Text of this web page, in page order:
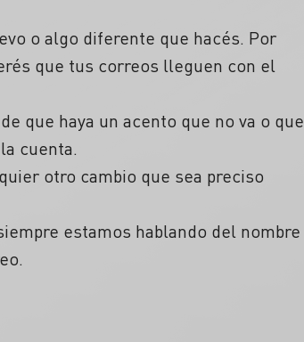
o algo diferente que hacés. Por
que tus correos lleguen con el
que haya un acento que no va o que
cuenta.
otro cambio que sea preciso
estamos hablando del nombre